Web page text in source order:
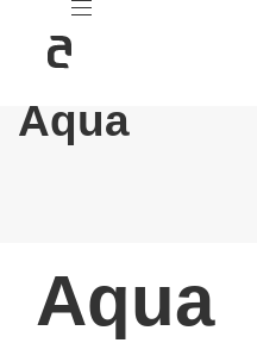
Aqua
IN:
Aqua